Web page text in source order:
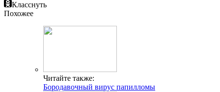
Класснуть
Похожее
Читайте также:
Бородавочный вирус папилломы